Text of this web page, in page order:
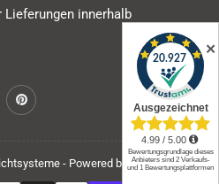
innerhalb
Pinterest
- Powered by Shopify
Zahlungsmethoden
✕